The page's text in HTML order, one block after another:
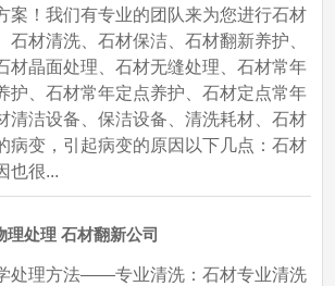
案！我们有专业的团队来为您进行石材
石材清洗、石材保洁、石材翻新养护、
材晶面处理、石材无缝处理、石材常年
护、石材常年定点养护、石材定点常年
清洁设备、保洁设备、清洗耗材、石材
病变，引起病变的原因以下几点：石材
也很...
理处理 石材翻新公司
处理方法——专业清洗：石材专业清洗